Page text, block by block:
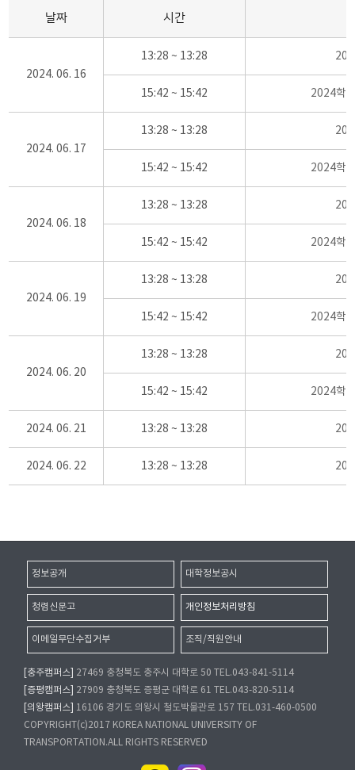
날짜 시간
2024. 06. 16
13:28 ~ 13:28
15:42 ~ 15:42 2024학
2024. 06. 17
13:28 ~ 13:28
15:42 ~ 15:42 2024학
2024. 06. 18
13:28 ~ 13:28
15:42 ~ 15:42 2024학
2024. 06. 19
13:28 ~ 13:28
15:42 ~ 15:42 2024학
2024. 06. 20
13:28 ~ 13:28
15:42 ~ 15:42 2024학
2024. 06. 21 13:28 ~ 13:28
2024. 06. 22 13:28 ~ 13:28
정보공개 대학정보공시
청렴신문고 개인정보처리방침
이메일무단수집거부 조직/직원안내
[충주캠퍼스]
27469 충청북도 충주시 대학로 50 TEL.043-841-5114
[증평캠퍼스]
27909 충청북도 증평군 대학로 61 TEL.043-820-5114
[의왕캠퍼스]
16106 경기도 의왕시 철도박물관로 157 TEL.031-460-0500
COPYRIGHT(c)2017 KOREA NATIONAL UNIVERSITY OF
TRANSPORTATION.ALL RIGHTS RESERVED